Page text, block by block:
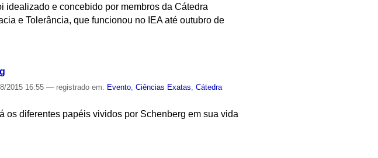
idealizado e concebido por membros da Cátedra
e Tolerância, que funcionou no IEA até outubro de
2015 16:55— registrado em: Evento,Ciências Exatas,Cátedra
os diferentes papéis vividos por Schenberg em sua vida